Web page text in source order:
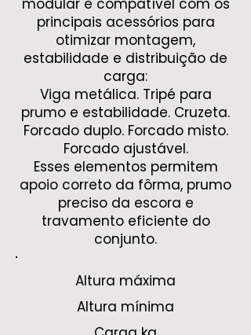
modular e compatível com os
principais acessórios para
otimizar montagem,
estabilidade e distribuição de
carga:
Viga metálica. Tripé para
prumo e estabilidade. Cruzeta.
Forcado duplo. Forcado misto.
Forcado ajustável.
Esses elementos permitem
apoio correto da fôrma, prumo
preciso da escora e
travamento eficiente do
conjunto.
Altura máxima
Altura mínima